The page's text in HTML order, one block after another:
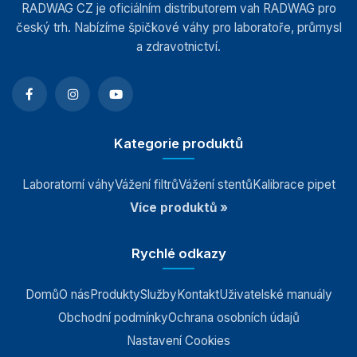
Vážící moduly
Antivibrační stoly
Příslušenství k vahám
RADWAG CZ je oficiálním distributorem vah RADWAG pro
český trh. Nabízíme špičkové váhy pro laboratoře, průmysl
a zdravotnictví.
Kategorie produktů
Laboratorní váhyVážení filtrůVážení stentůKalibrace pipet
Více produktů »
Rychlé odkazy
DomůO násProduktySlužbyKontaktUživatelské manuály
Obchodní podmínkyOchrana osobních údajů
Nastavení Cookies